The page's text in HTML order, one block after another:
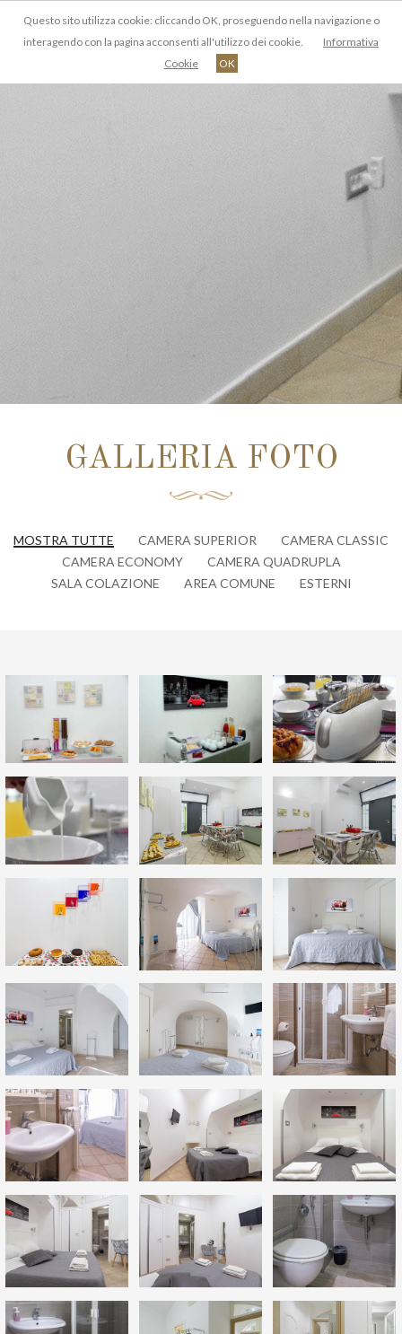
IT
GALLERIA FOTO
MOSTRA TUTTE CAMERA SUPERIOR
CAMERA CLASSIC
CAMERA ECONOMY
CAMERA QUADRUPLA
SALA COLAZIONE
AREA COMUNE ESTERNI
Questo sito utilizza cookie: cliccando OK, proseguendo nella navigazione o
interagendo con la pagina acconsenti all'utilizzo dei cookie.
Informativa
Cookie
OK